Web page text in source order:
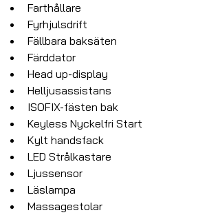
Farthållare
Fyrhjulsdrift
Fällbara baksäten
Färddator
Head up-display
Helljusassistans
ISOFIX-fästen bak
Keyless Nyckelfri Start
Kylt handsfack
LED Strålkastare
Ljussensor
Läslampa
Massagestolar